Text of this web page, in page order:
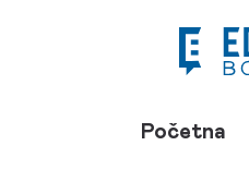
Početna